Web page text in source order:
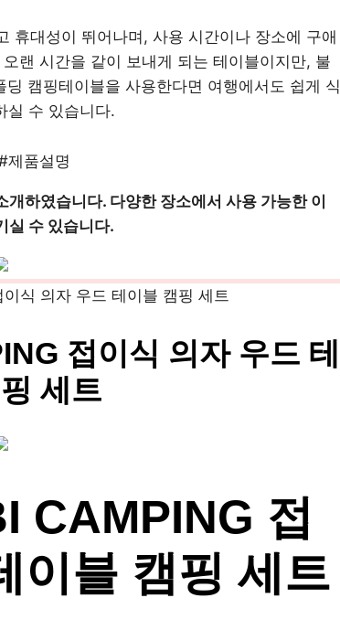
휴대성이 뛰어나며, 사용 시간이나 장소에 구애
랜 시간을 같이 보내게 되는 테이블이지만, 불
캠핑테이블을 사용한다면 여행에서도 쉽게 식
실 수 있습니다.
제품설명
하였습니다. 다양한 장소에서 사용 가능한 이
실 수 있습니다.
접이식 의자 우드 테
세트
CAMPING 접
이블 캠핑 세트